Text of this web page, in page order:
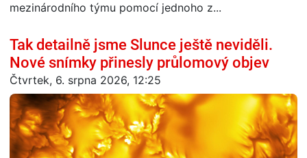
mezinárodního týmu pomocí jednoho z...
Tak detailně jsme Slunce ještě neviděli.
Nové snímky přinesly průlomový objev
Čtvrtek, 6. srpna 2026, 12:25